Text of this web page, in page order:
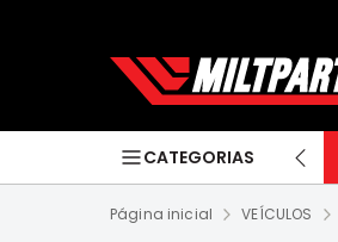
o
conteúdo
L200
CATEGORIAS
Página inicial VEÍCULOS